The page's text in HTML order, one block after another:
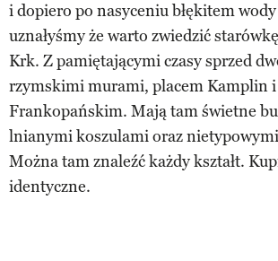
i dopiero po nasyceniu błękitem
uznałyśmy że warto zwiedzić
Krk. Z pamiętającymi czasy sprzed
rzymskimi murami, placem Kamplin i
Frankopańskim. Mają tam świetne
lnianymi koszulami oraz
Można tam znaleźć każdy kształt.
identyczne.